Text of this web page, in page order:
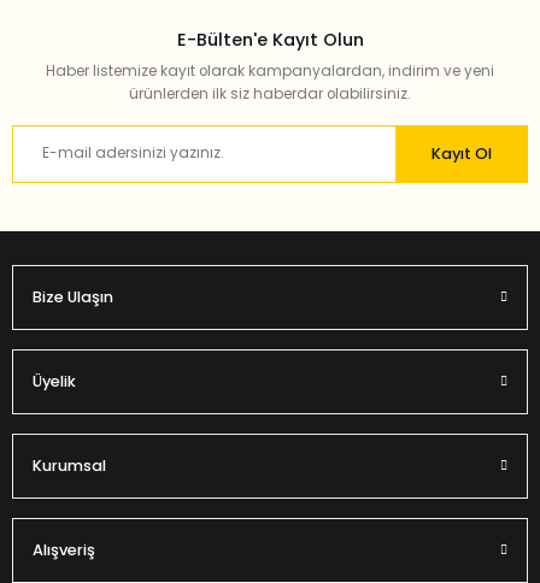
E-Bülten'e Kayıt Olun
Haber listemize kayıt olarak kampanyalardan, indirim ve yeni
ürünlerden ilk siz haberdar olabilirsiniz.
Kayıt Ol
Bize Ulaşın
Üyelik
Kurumsal
Alışveriş